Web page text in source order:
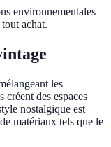
environnementales
achat.
les
créent des espaces
nostalgique est
matériaux tels que le